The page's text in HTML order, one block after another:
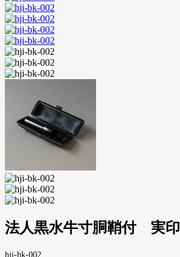
法人黒水牛寸胴鞘付 実印
hji-bk-002